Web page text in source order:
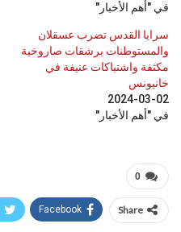
في "أهم الأخبار"
سرايا القدس تضرب عسقلان
والمستوطنات برشقات صاروخية
مكثفة واشتباكات عنيفة في
خانيونس
2024-03-02
في "أهم الأخبار"
0
Share
Facebook